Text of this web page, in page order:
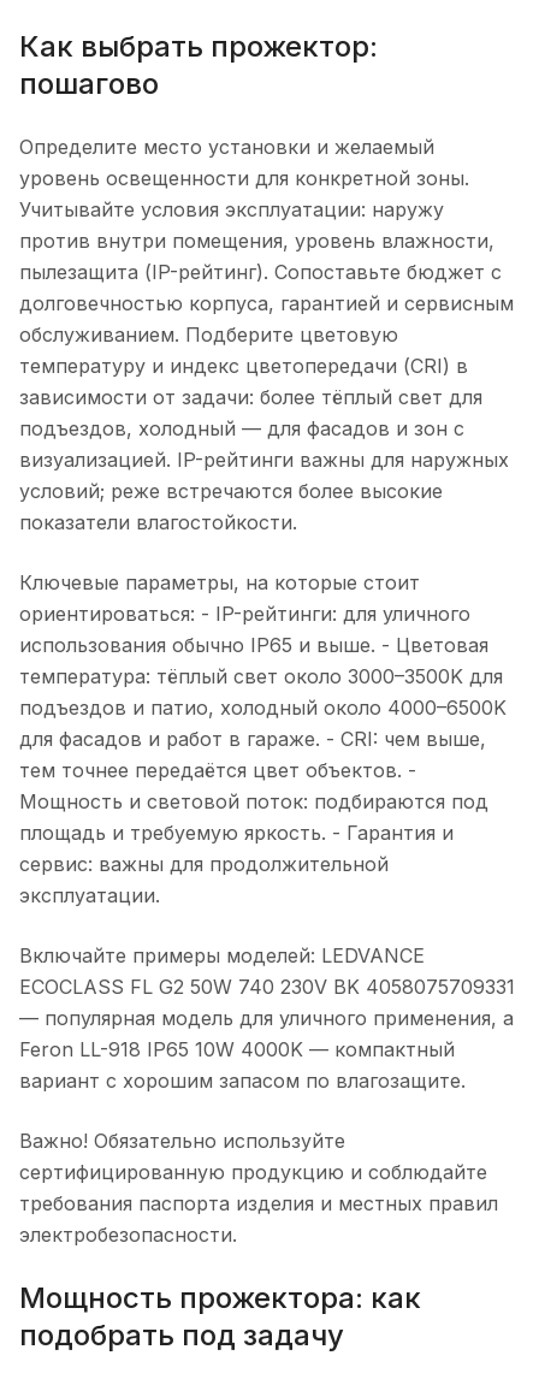
Как выбрать прожектор:
пошагово
Определите место установки и желаемый
уровень освещенности для конкретной зоны.
Учитывайте условия эксплуатации: наружу
против внутри помещения, уровень влажности,
пылезащита (IP-рейтинг). Сопоставьте бюджет с
долговечностью корпуса, гарантией и сервисным
обслуживанием. Подберите цветовую
температуру и индекс цветопередачи (CRI) в
зависимости от задачи: более тёплый свет для
подъездов, холодный — для фасадов и зон с
визуализацией. IP-рейтинги важны для наружных
условий; реже встречаются более высокие
показатели влагостойкости.
Ключевые параметры, на которые стоит
ориентироваться: - IP-рейтинги: для уличного
использования обычно IP65 и выше. - Цветовая
температура: тёплый свет около 3000–3500K для
подъездов и патио, холодный около 4000–6500K
для фасадов и работ в гараже. - CRI: чем выше,
тем точнее передаётся цвет объектов. -
Мощность и световой поток: подбираются под
площадь и требуемую яркость. - Гарантия и
сервис: важны для продолжительной
эксплуатации.
Включайте примеры моделей: LEDVANCE
ECOCLASS FL G2 50W 740 230V BK 4058075709331
— популярная модель для уличного применения, а
Feron LL-918 IP65 10W 4000K — компактный
вариант с хорошим запасом по влагозащите.
Важно! Обязательно используйте
сертифицированную продукцию и соблюдайте
требования паспорта изделия и местных правил
электробезопасности.
Мощность прожектора: как
подобрать под задачу